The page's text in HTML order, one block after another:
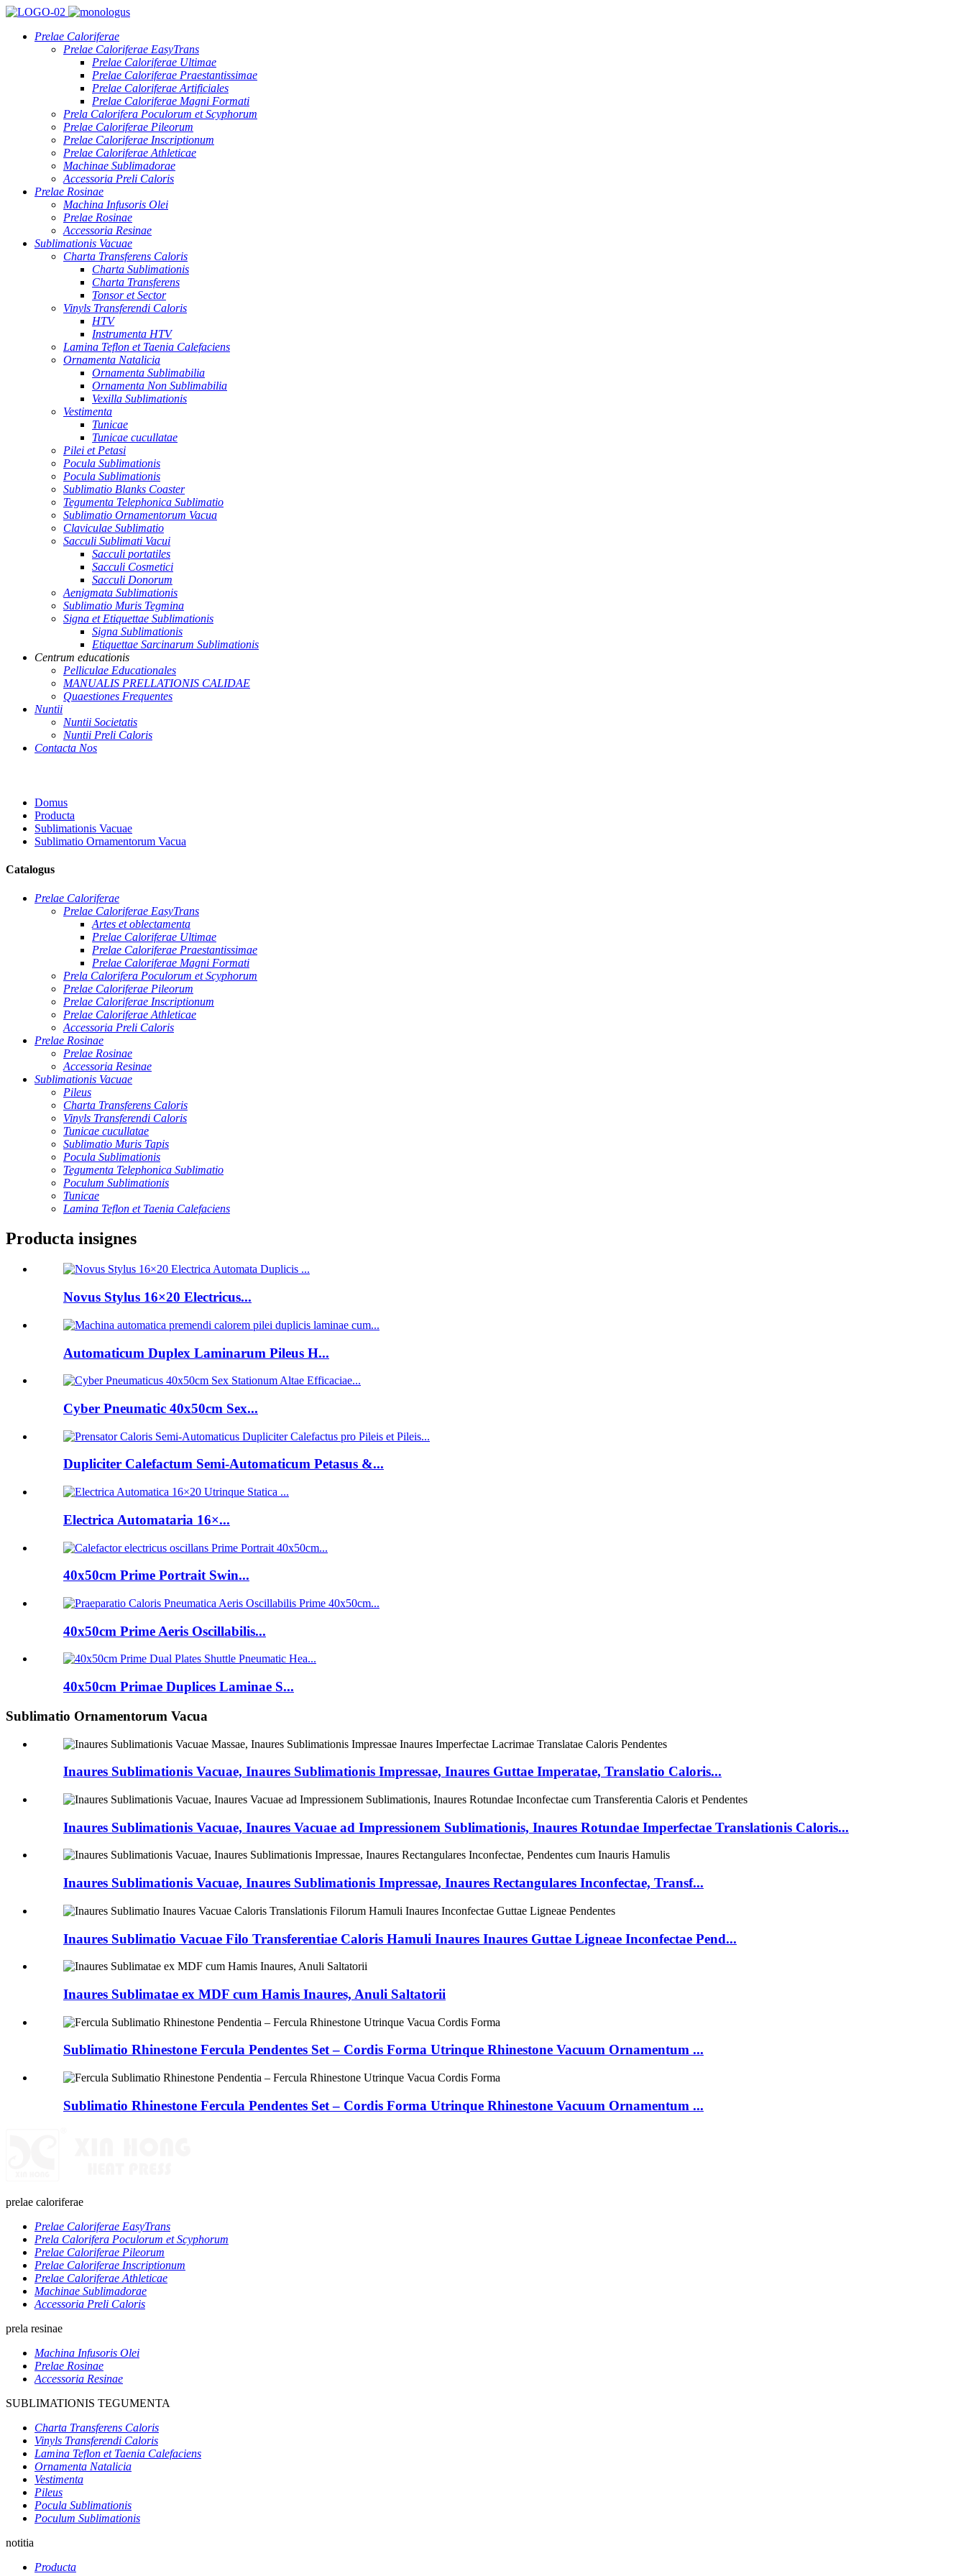
Prelae Caloriferae
Prelae Caloriferae EasyTrans
Prelae Caloriferae Ultimae
Prelae Caloriferae Praestantissimae
Prelae Caloriferae Artificiales
Prelae Caloriferae Magni Formati
Prela Calorifera Poculorum et Scyphorum
Prelae Caloriferae Pileorum
Prelae Caloriferae Inscriptionum
Prelae Caloriferae Athleticae
Machinae Sublimadorae
Accessoria Preli Caloris
Prelae Rosinae
Machina Infusoris Olei
Prelae Rosinae
Accessoria Resinae
Sublimationis Vacuae
Charta Transferens Caloris
Charta Sublimationis
Charta Transferens
Tonsor et Sector
Vinyls Transferendi Caloris
HTV
Instrumenta HTV
Lamina Teflon et Taenia Calefaciens
Ornamenta Natalicia
Ornamenta Sublimabilia
Ornamenta Non Sublimabilia
Vexilla Sublimationis
Vestimenta
Tunicae
Tunicae cucullatae
Pilei et Petasi
Pocula Sublimationis
Pocula Sublimationis
Sublimatio Blanks Coaster
Tegumenta Telephonica Sublimatio
Sublimatio Ornamentorum Vacua
Claviculae Sublimatio
Sacculi Sublimati Vacui
Sacculi portatiles
Sacculi Cosmetici
Sacculi Donorum
Aenigmata Sublimationis
Sublimatio Muris Tegmina
Signa et Etiquettae Sublimationis
Signa Sublimationis
Etiquettae Sarcinarum Sublimationis
Centrum educationis
Pelliculae Educationales
MANUALIS PRELLATIONIS CALIDAE
Quaestiones Frequentes
Nuntii
Nuntii Societatis
Nuntii Preli Caloris
Contacta Nos
Domus
Producta
Sublimationis Vacuae
Sublimatio Ornamentorum Vacua
Catalogus
Prelae Caloriferae
Prelae Caloriferae EasyTrans
Artes et oblectamenta
Prelae Caloriferae Ultimae
Prelae Caloriferae Praestantissimae
Prelae Caloriferae Magni Formati
Prela Calorifera Poculorum et Scyphorum
Prelae Caloriferae Pileorum
Prelae Caloriferae Inscriptionum
Prelae Caloriferae Athleticae
Accessoria Preli Caloris
Prelae Rosinae
Prelae Rosinae
Accessoria Resinae
Sublimationis Vacuae
Pileus
Charta Transferens Caloris
Vinyls Transferendi Caloris
Tunicae cucullatae
Sublimatio Muris Tapis
Pocula Sublimationis
Tegumenta Telephonica Sublimatio
Poculum Sublimationis
Tunicae
Lamina Teflon et Taenia Calefaciens
Producta insignes
Novus Stylus 16×20 Electricus...
Automaticum Duplex Laminarum Pileus H...
Cyber ​​Pneumatic 40x50cm Sex...
Dupliciter Calefactum Semi-Automaticum Petasus &...
Electrica Automataria 16×...
40x50cm Prime Portrait Swin...
40x50cm Prime Aeris Oscillabilis...
40x50cm Primae Duplices Laminae S...
Sublimatio Ornamentorum Vacua
Inaures Sublimationis Vacuae, Inaures Sublimationis Impressae, Inaures Guttae Imperatae, Translatio Caloris...
Inaures Sublimationis Vacuae, Inaures Vacuae ad Impressionem Sublimationis, Inaures Rotundae Imperfectae Translationis Caloris...
Inaures Sublimationis Vacuae, Inaures Sublimationis Impressae, Inaures Rectangulares Inconfectae, Transf...
Inaures Sublimatio Vacuae Filo Transferentiae Caloris Hamuli Inaures Inaures Guttae Ligneae Inconfectae Pend...
Inaures Sublimatae ex MDF cum Hamis Inaures, Anuli Saltatorii
Sublimatio Rhinestone Fercula Pendentes Set – Cordis Forma Utrinque Rhinestone Vacuum Ornamentum ...
Sublimatio Rhinestone Fercula Pendentes Set – Cordis Forma Utrinque Rhinestone Vacuum Ornamentum ...
prelae caloriferae
Prelae Caloriferae EasyTrans
Prela Calorifera Poculorum et Scyphorum
Prelae Caloriferae Pileorum
Prelae Caloriferae Inscriptionum
Prelae Caloriferae Athleticae
Machinae Sublimadorae
Accessoria Preli Caloris
prela resinae
Machina Infusoris Olei
Prelae Rosinae
Accessoria Resinae
SUBLIMATIONIS TEGUMENTA
Charta Transferens Caloris
Vinyls Transferendi Caloris
Lamina Teflon et Taenia Calefaciens
Ornamenta Natalicia
Vestimenta
Pileus
Pocula Sublimationis
Poculum Sublimationis
notitia
Producta